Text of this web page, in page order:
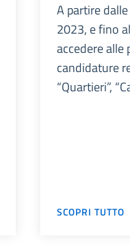
A partire
2023, e fino
accedere alle
candidature
“Quartieri”,
SCOPRI TUTTO